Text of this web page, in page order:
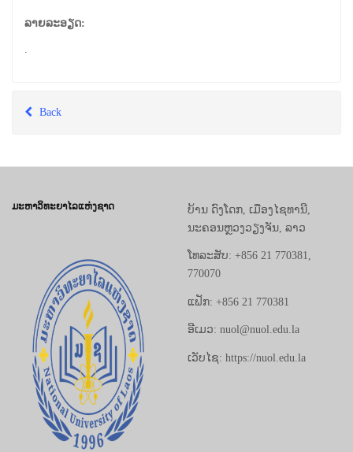
ລາຍລະອຽດ:
.
Back
ມະຫາວິທະຍາໄລແຫ່ງຊາດ
ບ້ານ ດົງໂດກ, ເມືອງໄຊທານີ,
ນະຄອນຫຼວງວຽງຈັນ, ລາວ
ໂທລະສັບ: +856 21 770381,
770070
ແຟັກ: +856 21 770381
ອີເມວ: nuol@nuol.edu.la
ເວັບໄຊ: https://nuol.edu.la